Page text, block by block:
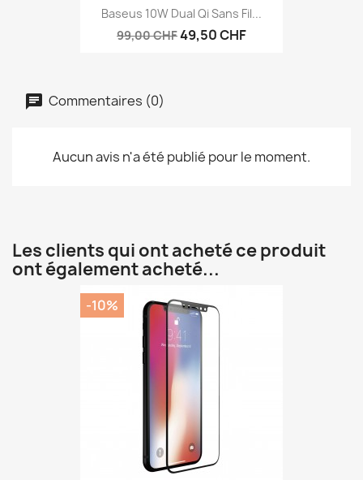
Baseus 10W Dual Qi Sans Fil...
99,00 CHF49,50 CHF
Commentaires (0)
Aucun avis n'a été publié pour le moment.
Les clients qui ont acheté ce produit
ont également acheté...
-10%